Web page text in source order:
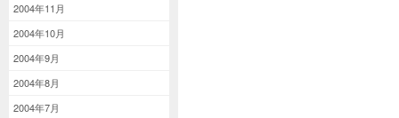
2004年11月
2004年10月
2004年9月
2004年8月
2004年7月